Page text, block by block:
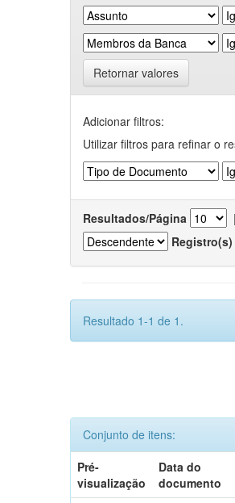
Retornar valores
Adicionar filtros:
Utilizar filtros para refinar o
Resultados/Página |
Registro(s)
Resultado 1-1 de 1.
Conjunto de itens:
Pré-
visualização
Data do
documento